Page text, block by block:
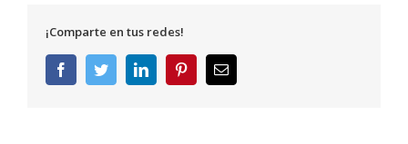
¡Comparte en tus redes!
FacebookTwitterLinkedInPinterestCorreo
electrónico